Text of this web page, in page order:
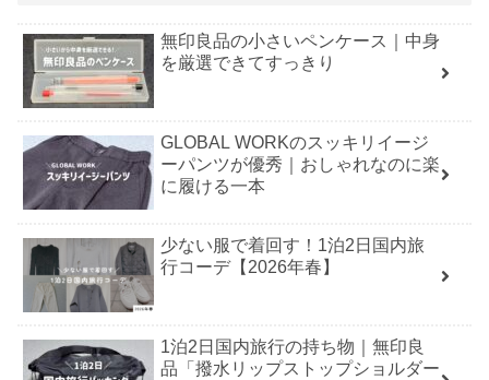
無印良品の小さいペンケース｜中身
を厳選できてすっきり
GLOBAL WORKのスッキリイージ
ーパンツが優秀｜おしゃれなのに楽
に履ける一本
少ない服で着回す！1泊2日国内旅
行コーデ【2026年春】
1泊2日国内旅行の持ち物｜無印良
品「撥水リップストップショルダー